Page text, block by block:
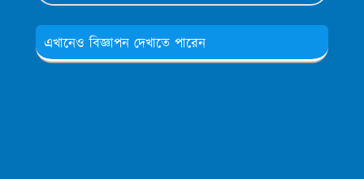
এখানেও বিজ্ঞাপন দেখাতে পারেন